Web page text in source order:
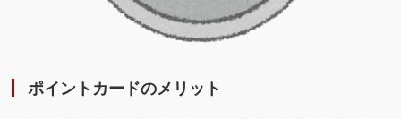
ポイントカードのメリット